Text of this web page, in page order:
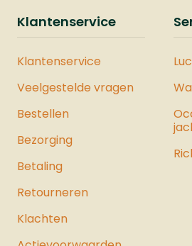
onderdeel van een
geselecteerde
de maximale kracht uit
haalt. Bekijk hier ons
luchtpistolen.
Klantenservice
Klantenservice
Veelgestelde vragen
Bestellen
Bezorging
Betaling
Retourneren
Klachten